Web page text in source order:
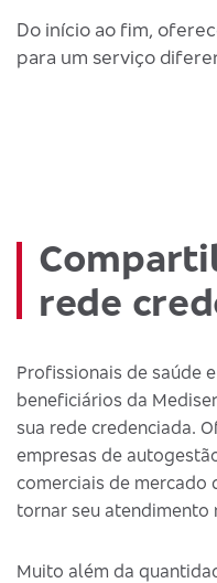
Do início ao fim,
para um serviço
rede
Profissionais de saúde
beneficiários da
sua rede credenciada.
empresas de
comerciais de mercado
tornar seu atendimento
Muito além da